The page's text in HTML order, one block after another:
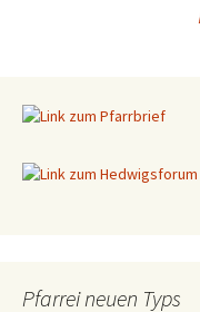
Pfarrei neuen Typs